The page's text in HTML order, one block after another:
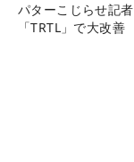
パターこじらせ記
「TRTL」で大改善